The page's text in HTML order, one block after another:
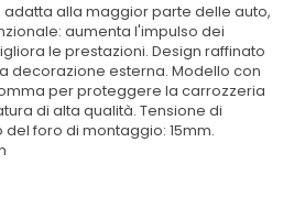
adatta alla maggior parte delle auto,
aumenta l'impulso dei
le prestazioni. Design raffinato
decorazione esterna. Modello con
per proteggere la carrozzeria
di alta qualità. Tensione di
del foro di montaggio: 15mm.